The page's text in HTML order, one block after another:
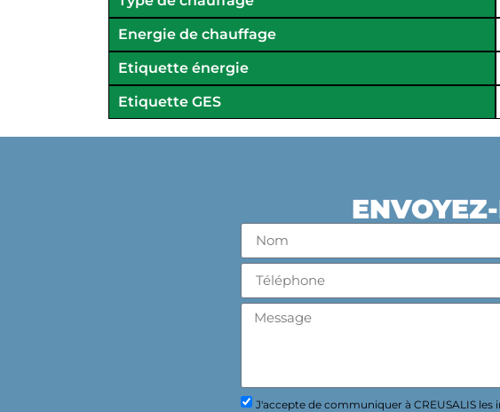
Energie de chauffage
Etiquette énergie
Etiquette GES
J'accepte de communiquer à CREUSALIS